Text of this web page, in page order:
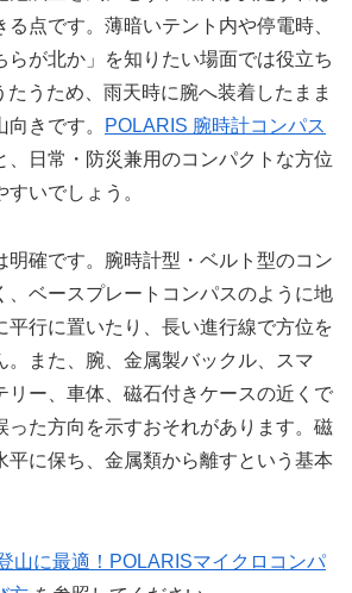
点です。薄暗いテント内や停電時、
らが北か」を知りたい場面では役立ち
たうため、雨天時に腕へ装着したまま
きです。
POLARIS 腕時計コンパス
、日常・防災兼用のコンパクトな方位
いでしょう。
明確です。腕時計型・ベルト型のコン
、ベースプレートコンパスのように地
平行に置いたり、長い進行線で方位を
。また、腕、金属製バックル、スマ
リー、車体、磁石付きケースの近くで
った方向を示すおそれがあります。磁
平に保ち、金属類から離すという基本
山に最適！POLARISマイクロコンパ